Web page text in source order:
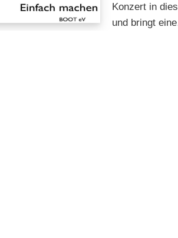
Konzert in
und bringt